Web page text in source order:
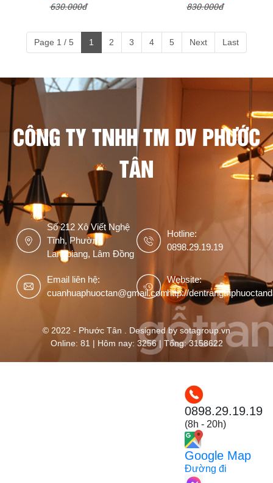
630.000đ 830.000đ
Page 1 / 5 1 2 3 4 5 Next Last
CÔNG TY TNHH TM DV PHƯỚC
TÂN
Số 212 Xô Viết Nghệ
Tĩnh, Phường
Langbiang, Lâm Đồng
Hotline:
0898.29.19.19
Email liên hệ:
cuanhuaphuoctan@gmail.com
Website:
http://
© 2022 - Phước Tân . Designed by sotagroup.vn
Online: 81 | Hôm nay: 3256 | Tổng: 3158622
0898.29.19.19
(8h - 20h)
Google Map
Đường đi